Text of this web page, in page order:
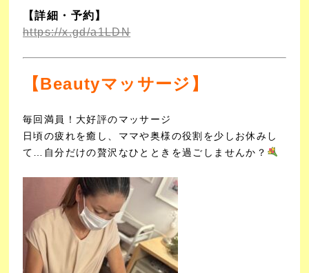
【詳細・予約】
https://x.gd/a1LDN
【Beautyマッサージ】
毎回満員！大好評のマッサージ
日頃の疲れを癒し、ママや奥様の役割を少しお休みし
て… 自分だけの贅沢なひとときを過ごしませんか？